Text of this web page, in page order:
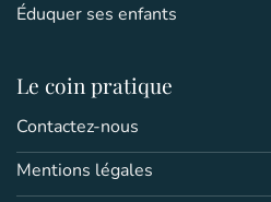
Éduquer ses enfants
Le coin pratique
Contactez-nous
Mentions légales